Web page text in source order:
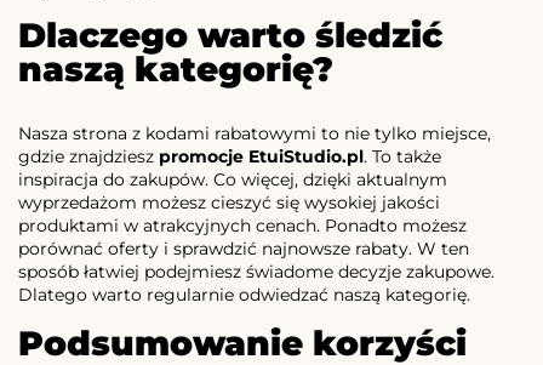
Dlaczego warto śledzić
naszą kategorię?
Nasza strona z kodami rabatowymi to nie tylko miejsce,
gdzie znajdziesz promocje EtuiStudio.pl. To także
inspiracja do zakupów. Co więcej, dzięki aktualnym
wyprzedażom możesz cieszyć się wysokiej jakości
produktami w atrakcyjnych cenach. Ponadto możesz
porównać oferty i sprawdzić najnowsze rabaty. W ten
sposób łatwiej podejmiesz świadome decyzje zakupowe.
Dlatego warto regularnie odwiedzać naszą kategorię.
Podsumowanie korzyści